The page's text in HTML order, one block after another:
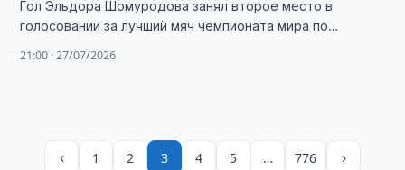
Гол Эльдора Шомуродова занял второе место в
голосовании за лучший мяч чемпионата мира по
21:00 · 27/07/2026
‹ 1 2 3 4 5 … 776 ›